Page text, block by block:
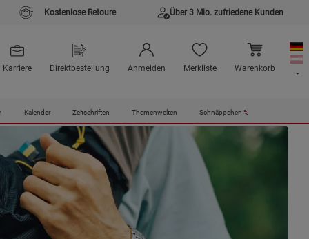
Kostenlose Retoure Über 3 Mio. zufriedene Kunden
Karriere Direktbestellung Anmelden Merkliste Warenkorb
Kalender Zeitschriften Themenwelten Schnäppchen %